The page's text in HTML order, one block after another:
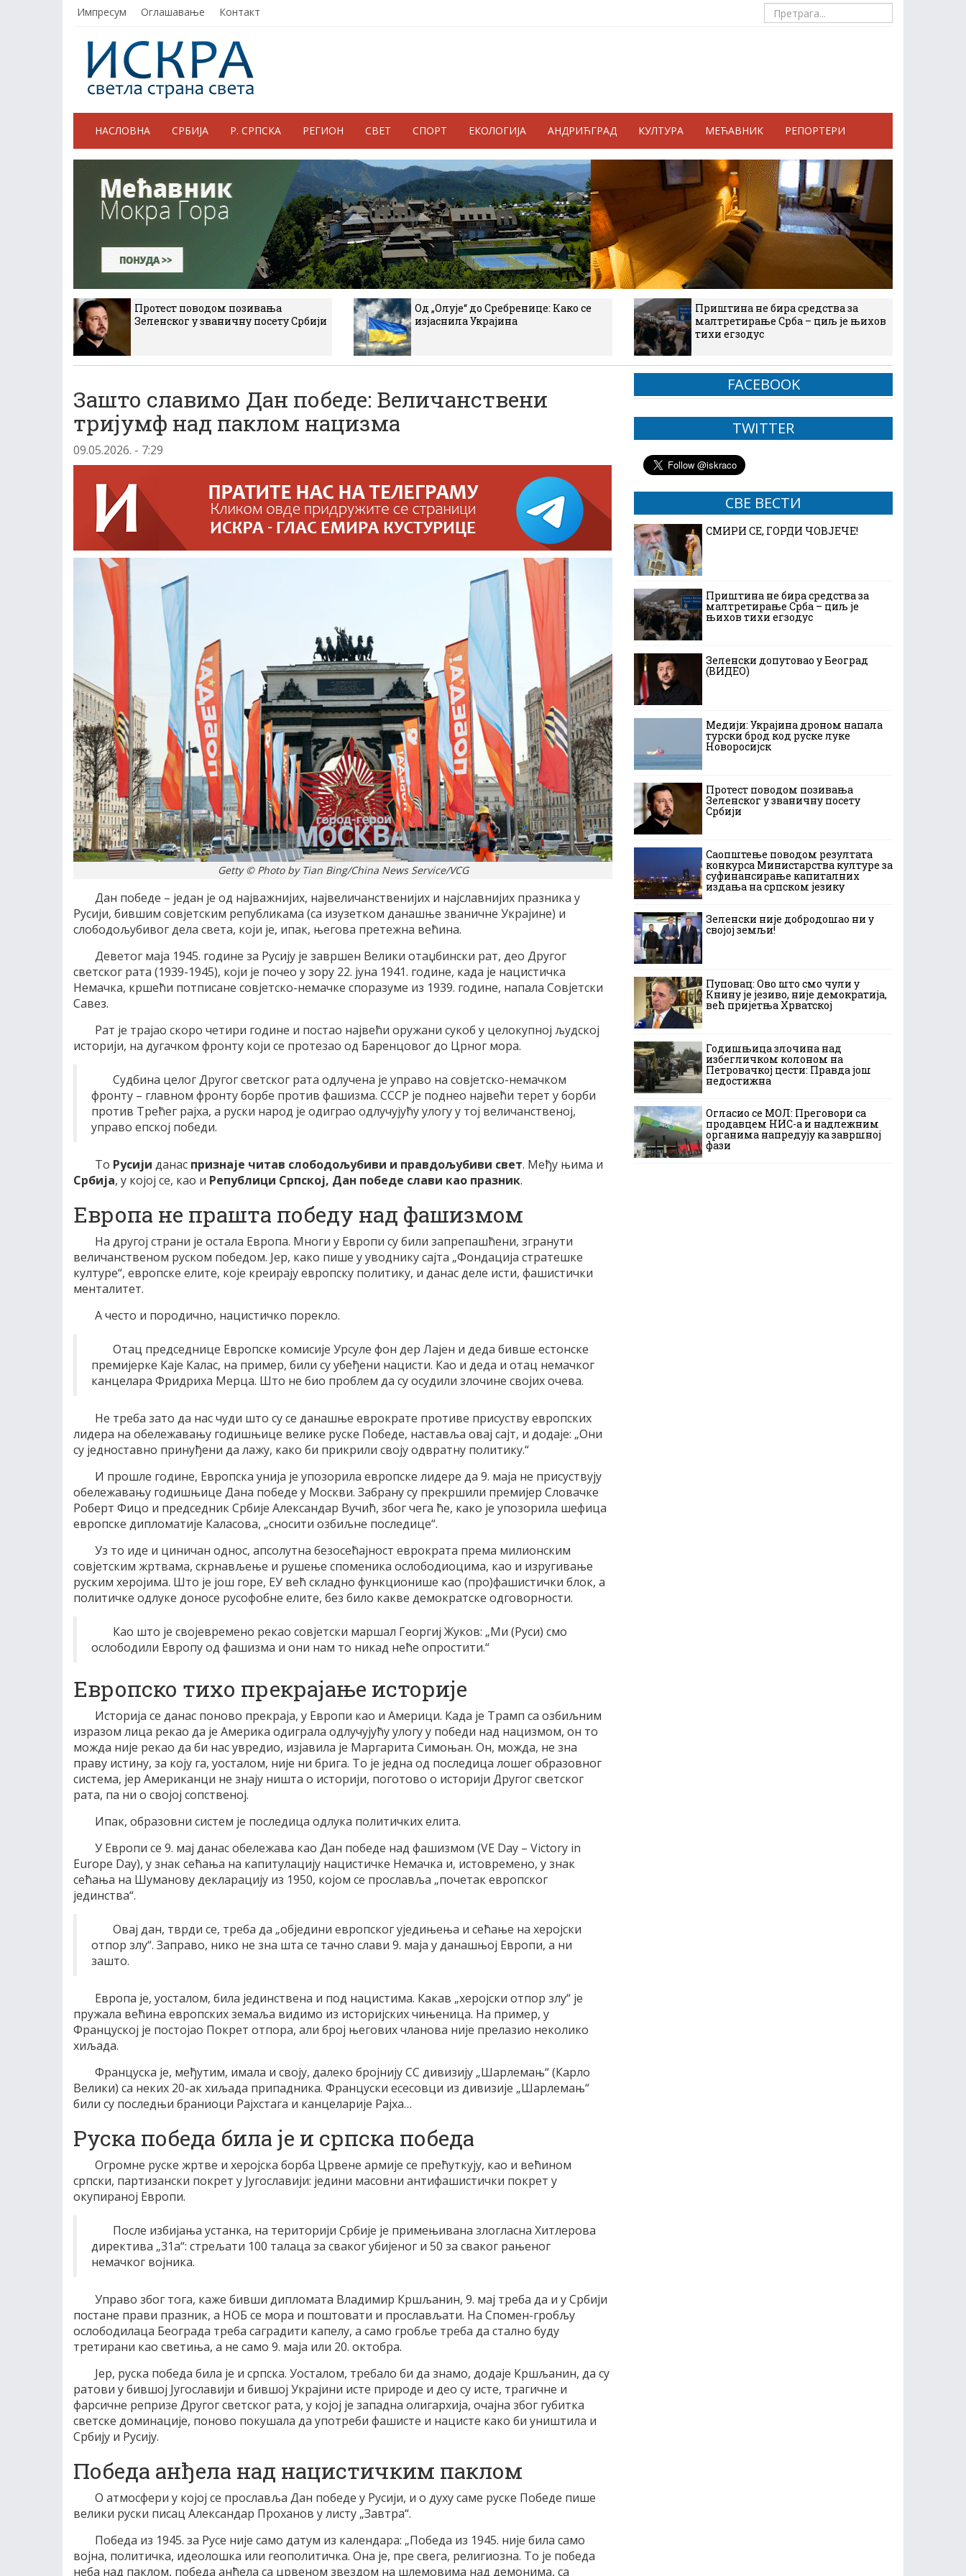
Импресум Оглашавање Контакт
НАСЛОВНА СРБИЈА Р. СРПСКА РЕГИОН СВЕТ СПОРТ ЕКОЛОГИЈА АНДРИЋГРАД КУЛТУРА МЕЋАВНИК РЕПОРТЕРИ
Протест поводом позивања
Зеленског у званичну посету Србији
Од „Олује“ до Сребренице: Како се
изјаснила Украјина
Приштина не бира средства за
малтретирање Срба – циљ је њихов
тихи егзодус
Зашто славимо Дан победе: Величанствени
тријумф над паклом нацизма
09.05.2026. - 7:29
Getty © Photo by Tian Bing/China News Service/VCG
Дан победе – један је од најважнијих, највеличанственијих и најславнијих празника у
Русији, бившим совјетским републикама (са изузетком данашње званичне Украјине) и
слободољубивог дела света, који је, ипак, његова претежна већина.
Деветог маја 1945. године за Русију је завршен Велики отаџбински рат, део Другог
светског рата (1939-1945), који је почео у зору 22. јуна 1941. године, када је нацистичка
Немачка, кршећи потписане совјетско-немачке споразуме из 1939. године, напала Совјетски
Савез.
Рат је трајао скоро четири године и постао највећи оружани сукоб у целокупној људској
историји, на дугачком фронту који се протезао од Баренцовог до Црног мора.
Судбина целог Другог светског рата одлучена је управо на совјетско-немачком
фронту – главном фронту борбе против фашизма. СССР је поднео највећи терет у борби
против Трећег рајха, а руски народ је одиграо одлучујућу улогу у тој величанственој,
управо епској победи.
То Русији данас признаје читав слободољубиви и правдољубиви свет. Међу њима и
Србија, у којој се, као и Републици Српској, Дан победе слави као празник.
Европа не прашта победу над фашизмом
На другој страни је остала Европа. Многи у Европи су били запрепашћени, згранути
величанственом руском победом. Јер, како пише у уводнику сајта „Фондација стратешке
културе“, европске елите, које креирају европску политику, и данас деле исти, фашистички
менталитет.
А често и породично, нацистичко порекло.
Отац председнице Европске комисије Урсуле фон дер Лајен и деда бивше естонске
премијерке Каје Калас, на пример, били су убеђени нацисти. Као и деда и отац немачког
канцелара Фридриха Мерца. Што не био проблем да су осудили злочине својих очева.
Не треба зато да нас чуди што су се данашње еврократе противе присуству европских
лидера на обележавању годишњице велике руске Победе, наставља овај сајт, и додаје: „Они
су једноставно принуђени да лажу, како би прикрили своју одвратну политику.“
И прошле године, Европска унија је упозорила европске лидере да 9. маја не присуствују
обележавању годишњице Дана победе у Москви. Забрану су прекршили премијер Словачке
Роберт Фицо и председник Србије Александар Вучић, због чега ће, како је упозорила шефица
европске дипломатије Каласова, „сносити озбиљне последице“.
Уз то иде и циничан однос, апсолутна безосећајност еврократа према милионским
совјетским жртвама, скрнављење и рушење споменика ослободиоцима, као и изругивање
руским херојима. Што је још горе, ЕУ већ складно функционише као (про)фашистички блок, а
политичке одлуке доносе русофобне елите, без било какве демократске одговорности.
Као што је својевремено рекао совјетски маршал Георгиј Жуков: „Ми (Руси) смо
ослободили Европу од фашизма и они нам то никад неће опростити.“
Европско тихо прекрајање историје
Историја се данас поново прекраја, у Европи као и Америци. Када је Трамп са озбиљним
изразом лица рекао да је Америка одиграла одлучујућу улогу у победи над нацизмом, он то
можда није рекао да би нас увредио, изјавила је Маргарита Симоњан. Он, можда, не зна
праву истину, за коју га, уосталом, није ни брига. То је једна од последица лошег образовног
система, јер Американци не знају ништа о историји, поготово о историји Другог светског
рата, па ни о својој сопственој.
Ипак, образовни систем је последица одлука политичких елита.
У Европи се 9. мај данас обележава као Дан победе над фашизмом (VE Day – Victory in
Europe Day), у знак сећања на капитулацију нацистичке Немачка и, истовремено, у знак
сећања на Шуманову декларацију из 1950, којом се прославља „почетак европског
јединства“.
Овај дан, тврди се, треба да „обједини европског уједињења и сећање на херојски
отпор злу“. Заправо, нико не зна шта се тачно слави 9. маја у данашњој Европи, а ни
зашто.
Европа је, уосталом, била јединствена и под нацистима. Какав „херојски отпор злу“ је
пружала већина европских земаља видимо из историјских чињеница. На пример, у
Француској је постојао Покрет отпора, али број његових чланова није прелазио неколико
хиљада.
Француска је, међутим, имала и своју, далеко бројнију СС дивизију „Шарлемањ“ (Карло
Велики) са неких 20-ак хиљада припадника. Француски есесовци из дивизије „Шарлемањ“
били су последњи браниоци Рајхстага и канцеларије Рајха…
Руска победа била је и српска победа
Огромне руске жртве и херојска борба Црвене армије се прећуткују, као и већином
српски, партизански покрет у Југославији: једини масовни антифашистички покрет у
окупираној Европи.
После избијања устанка, на територији Србије је примењивана злогласна Хитлерова
директива „31а“: стрељати 100 талаца за сваког убијеног и 50 за сваког рањеног
немачког војника.
Управо због тога, каже бивши дипломата Владимир Кршљанин, 9. мај треба да и у Србији
постане прави празник, а НОБ се мора и поштовати и прослављати. На Спомен-гробљу
ослободилаца Београда треба саградити капелу, а само гробље треба да стално буду
третирани као светиња, а не само 9. маја или 20. октобра.
Јер, руска победа била је и српска. Уосталом, требало би да знамо, додаје Кршљанин, да су
ратови у бившој Југославији и бившој Украјини исте природе и део су исте, трагичне и
фарсичне репризе Другог светског рата, у којој је западна олигархија, очајна због губитка
светске доминације, поново покушала да употреби фашисте и нацисте како би уништила и
Србију и Русију.
Победа анђела над нацистичким паклом
О атмосфери у којој се прославља Дан победе у Русији, и о духу саме руске Победе пише
велики руски писац Александар Проханов у листу „Завтра“.
Победа из 1945. за Русе није само датум из календара: „Победа из 1945. није била само
војна, политичка, идеолошка или геополитичка. Она је, пре свега, религиозна. То је победа
неба над паклом, победа анђела са црвеном звездом на шлемовима над демонима, са
FACEBOOK
TWITTER
СВЕ ВЕСТИ
СМИРИ СЕ, ГОРДИ ЧОВЈЕЧЕ!
Приштина не бира средства за
малтретирање Срба – циљ је
њихов тихи егзодус
Зеленски допутовао у Београд
(ВИДЕО)
Медији: Украјина дроном напала
турски брод код руске луке
Новоросијск
Протест поводом позивања
Зеленског у званичну посету
Србији
Саопштење поводом резултата
конкурса Министарства културе за
суфинансирање капиталних
издања на српском језику
Зеленски није добродошао ни у
својој земљи!
Пуповац: Ово што смо чули у
Книну је језиво, није демократија,
већ пријетња Хрватској
Годишњица злочина над
избегличком колоном на
Петровачкој цести: Правда још
недостижна
Огласио се МОЛ: Преговори са
продавцем НИС-а и надлежним
органима напредују ка завршној
фази